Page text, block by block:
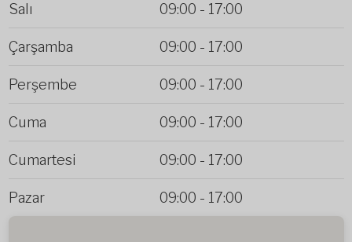
Salı 09:00 - 17:00
Çarşamba 09:00 - 17:00
Perşembe 09:00 - 17:00
Cuma 09:00 - 17:00
Cumartesi 09:00 - 17:00
Pazar 09:00 - 17:00